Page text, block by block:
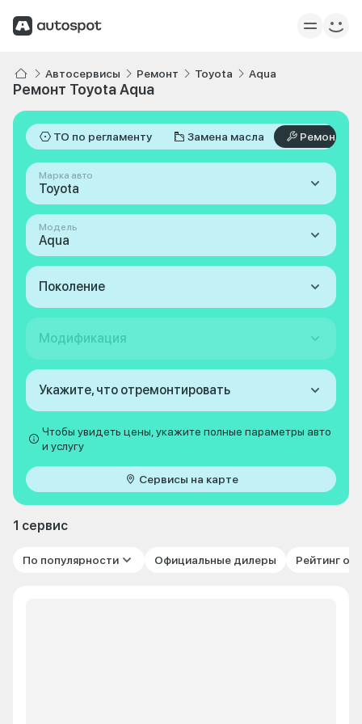
Автосервисы Ремонт Toyota Aqua
Ремонт Toyota Aqua
ТО по регламенту Замена масла Ремонт
Марка авто
Toyota
Модель
Aqua
Поколение
Модификация
Укажите, что отремонтировать
Чтобы увидеть цены, укажите полные параметры авто
и услугу
Сервисы на карте
1 сервис
По популярности Официальные дилеры Рейтинг